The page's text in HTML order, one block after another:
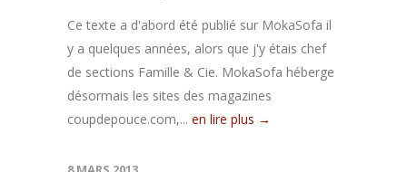
Ce texte a d'abord été publié sur MokaSofa il
y a quelques années, alors que j'y étais chef
de sections Famille & Cie. MokaSofa héberge
désormais les sites des magazines
coupdepouce.com,... en lire plus →